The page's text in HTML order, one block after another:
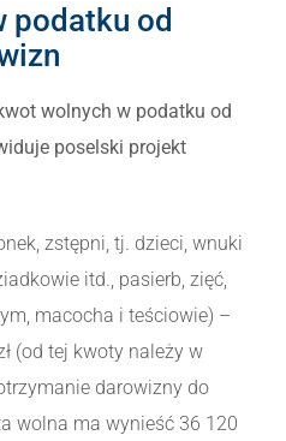
podatku od
wolnych w podatku od
poselski projekt
zstępni, tj. dzieci, wnuki
itd., pasierb, zięć,
macocha i teściowie) –
(od tej kwoty należy w
darowizny do
wolna ma wynieść 36 120